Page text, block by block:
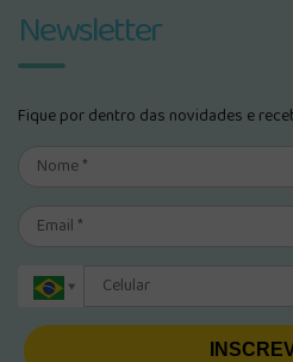
Newsletter
Fique por dentro das novidades e